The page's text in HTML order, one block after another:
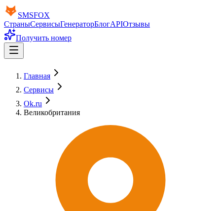
SMSFOX
СтраныСервисыГенераторБлогAPIОтзывы
Получить номер
Главная
Сервисы
Ok.ru
Великобритания